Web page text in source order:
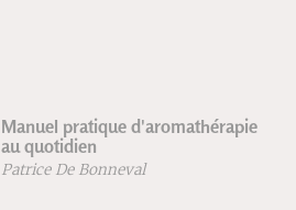
Manuel pratique d'aromathérapie
au quotidien
Patrice De Bonneval